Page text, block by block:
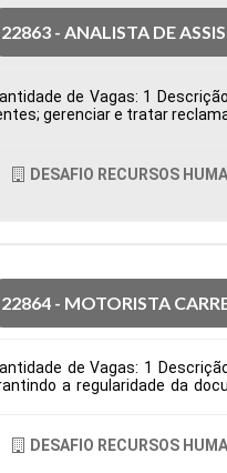
22863 - ANALISTA DE
de Vagas: 1
gerenciar e tratar
DESAFIO RECURSOS
22864 - MOTORISTA
de Vagas: 1
a regularidade da
DESAFIO RECURSOS